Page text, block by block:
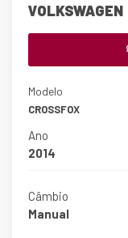
VOLKSWAGEN
Modelo
CROSSFOX
Ano
2014
Câmbio
Manual